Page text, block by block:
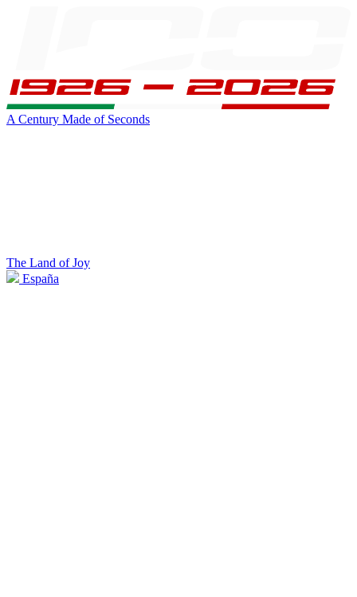
A Century Made of Seconds
The Land of Joy
España